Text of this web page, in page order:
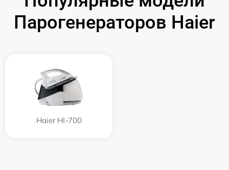
Парогенераторов Haier
Haier HI-700